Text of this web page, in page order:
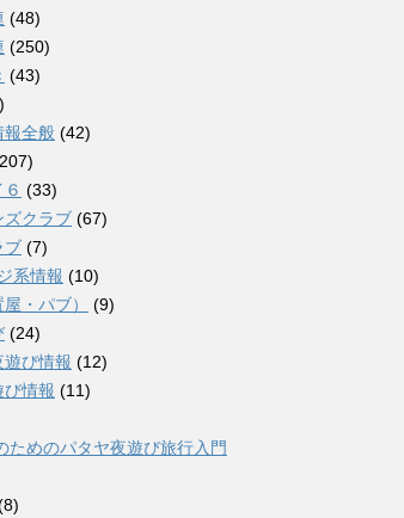
(48)
(250)
(43)
報全般 (42)
(33)
ズクラブ (67)
ブ (7)
系情報 (10)
・パブ）
(9)
(24)
遊び情報 (12)
び情報 (11)
ためのパタヤ夜遊び旅行入門